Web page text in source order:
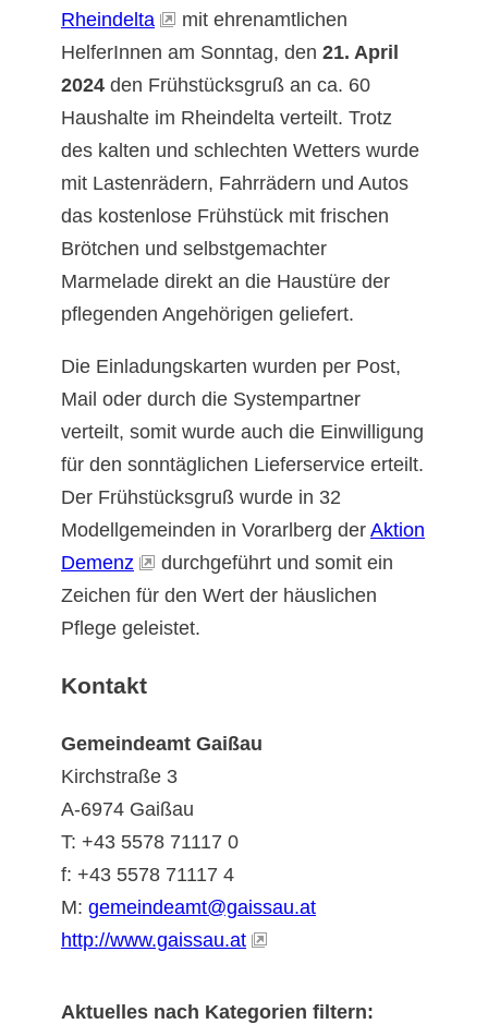
Rheindelta
mit ehrenamtlichen
HelferInnen am Sonntag, den 21. April
2024 den Frühstücksgruß an ca. 60
Haushalte im Rheindelta verteilt. Trotz
des kalten und schlechten Wetters wurde
mit Lastenrädern, Fahrrädern und Autos
das kostenlose Frühstück mit frischen
Brötchen und selbstgemachter
Marmelade direkt an die Haustüre der
pflegenden Angehörigen geliefert.
Die Einladungskarten wurden per Post,
Mail oder durch die Systempartner
verteilt, somit wurde auch die Einwilligung
für den sonntäglichen Lieferservice erteilt.
Der Frühstücksgruß wurde in 32
Modellgemeinden in Vorarlberg der Aktion
Demenz
durchgeführt und somit ein
Zeichen für den Wert der häuslichen
Pflege geleistet.
Kontakt
Gemeindeamt Gaißau
Kirchstraße 3
A-6974 Gaißau
T: +43 5578 71117 0
f: +43 5578 71117 4
M: gemeindeamt@gaissau.at
http://www.gaissau.at
Aktuelles nach Kategorien filtern: